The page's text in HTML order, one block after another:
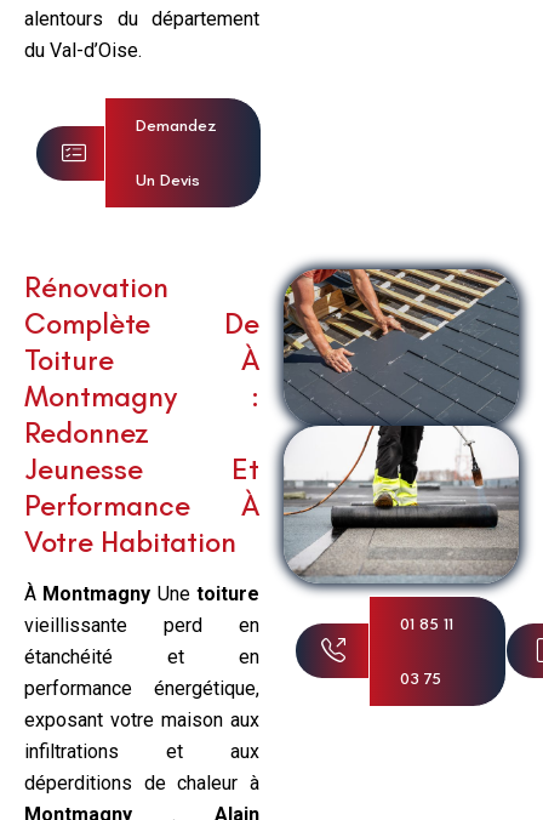
alentours du département
du Val-d’Oise.
Demandez
Un Devis
Rénovation
Complète De
Toiture À
Montmagny :
Redonnez
Jeunesse Et
Performance À
Votre Habitation
À Montmagny Unetoiture
vieillissante perd en
étanchéité et en
performance énergétique,
exposant votre maison aux
infiltrations et aux
déperditions de chaleur à
Montmagny . Alain
01 85 11
03 75